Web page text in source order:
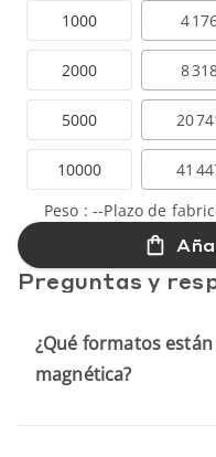
1000
2000
5000
10000
4
8
20
41
Peso :--Plazo de
Preguntas y
¿Qué formatos
magnética?